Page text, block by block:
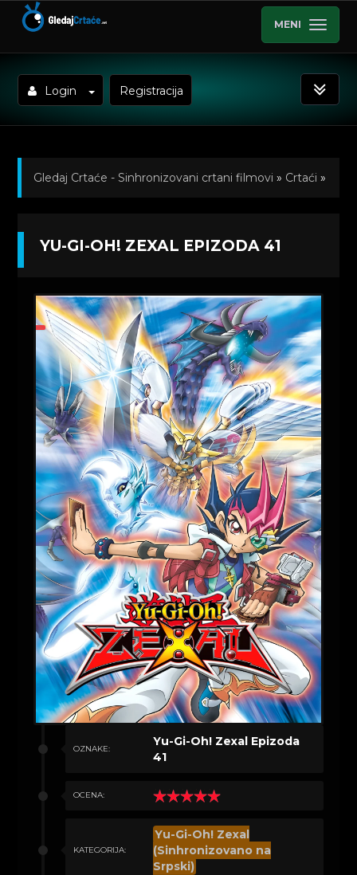
MENI
Login Registracija
Gledaj Crtaće - Sinhronizovani crtani filmovi » Crtaći »
Epizoda 41
YU-GI-OH! ZEXAL EPIZODA 41
OZNAKE:
Yu-Gi-Oh! Zexal Epizoda
41
OCENA:
KATEGORIJA:
Yu-Gi-Oh! Zexal
(Sinhronizovano na
Srpski)